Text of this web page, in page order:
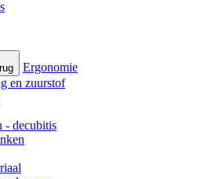
Ergonomie
en zuurstof
- decubitis